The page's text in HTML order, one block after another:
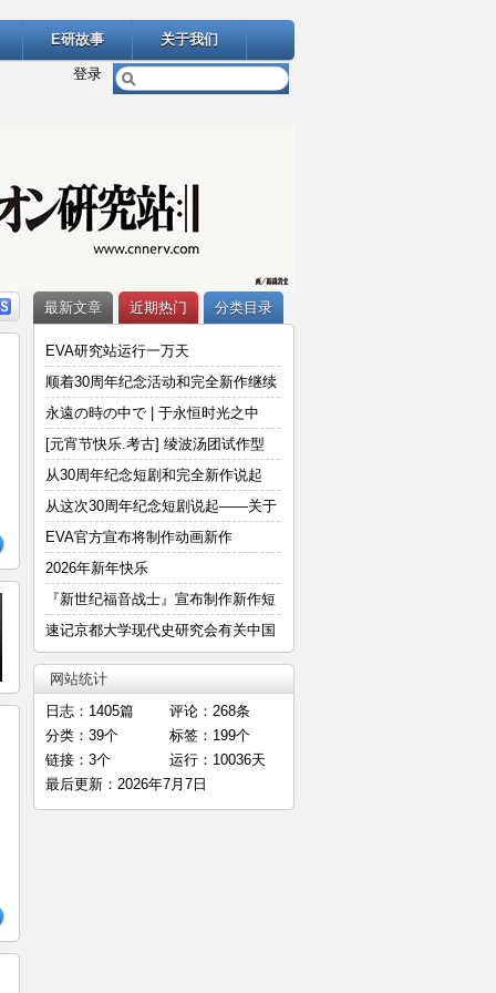
E研故事 关于我们
登录
最新文章 近期热门 分类目录
EVA研究站运行一万天
顺着30周年纪念活动和完全新作继续
说
永遠の時の中で | 于永恒时光之中
[元宵节快乐.考古] 绫波汤团试作型
从30周年纪念短剧和完全新作说起
—
从这次30周年纪念短剧说起——关于
明
EVA官方宣布将制作动画新作
2026年新年快乐
『新世纪福音战士』宣布制作新作短
篇
速记京都大学现代史研究会有关中国
E
网站统计
日志：1405篇
评论：268条
分类：39个
标签：199个
链接：3个
运行：10036天
最后更新：2026年7月7日